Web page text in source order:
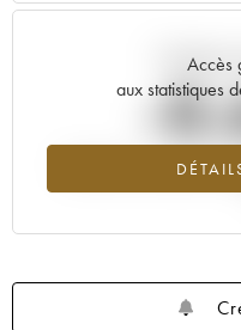
Accès
aux statistiques
-
Tendance à la baisse du